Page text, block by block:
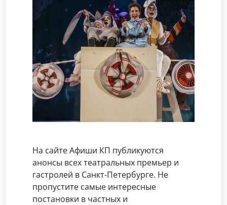
На сайте Афиши КП публикуются
анонсы всех театральных премьер и
гастролей в Санкт-Петербурге. Не
пропустите самые интересные
постановки в частных и